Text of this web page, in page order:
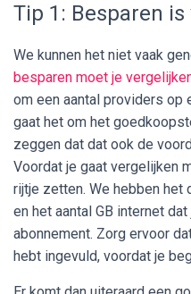
Tip 1: Besparen
We kunnen het niet vaak
besparen moet je
om een aantal providers op
gaat het om het
zeggen dat dat ook de
Voordat je gaat vergelijken
rijtje zetten. We hebben het
en het aantal GB internet
abonnement. Zorg ervoor
hebt ingevuld, voordat je